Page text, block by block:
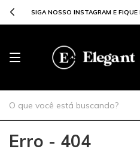
SIGA NOSSO INSTAGRAM E
Erro - 404